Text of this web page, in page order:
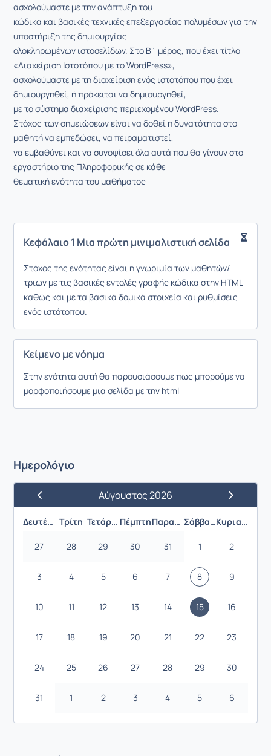
ασχολούμαστε με την ανάπτυξη του
κώδικα και βασικές τεχνικές επεξεργασίας πολυμέσων για την
υποστήριξη της δημιουργίας
ολοκληρωμένων ιστοσελίδων. Στο Β΄ μέρος, που έχει τίτλο
«Διαχείριση Ιστοτόπου με το WordPress»,
ασχολούμαστε με τη διαχείριση ενός ιστοτόπου που έχει
δημιουργηθεί, ή πρόκειται να δημιουργηθεί,
με το σύστημα διαχείρισης περιεχομένου WordPress.
Στόχος των σημειώσεων είναι να δοθεί η δυνατότητα στο
μαθητή να εμπεδώσει, να πειραματιστεί,
να εμβαθύνει και να συνοψίσει όλα αυτά που θα γίνουν στο
εργαστήριο της Πληροφορικής σε κάθε
θεματική ενότητα του μαθήματος
Κεφάλαιο 1 Μια πρώτη μινιμαλιστική σελίδα
Στόχος της ενότητας είναι η γνωριμία των μαθητών/
τριων με τις βασικές εντολές γραφής κώδικα στην HTML
καθώς και με τα βασικά δομικά στοιχεία και ρυθμίσεις
ενός ιστότοπου.
Κείμενο με νόημα
Στην ενότητα αυτή θα παρουσιάσουμε πως μπορούμε να
μορφοποιήσουμε μια σελίδα με την html
Ημερολόγιο
Προηγούμενος ΜήναςΑύγουστος 2026
Επόμενος
Δευτέρα Τρίτη Τετάρτη Πέμπτη Παρασκευή Σάββατο Κυριακή
27 28 29 30 31 1 2
3 4 5 6 7 8 9
10 11 12 13 14 15 16
17 18 19 20 21 22 23
24 25 26 27 28 29 30
31 1 2 3 4 5 6